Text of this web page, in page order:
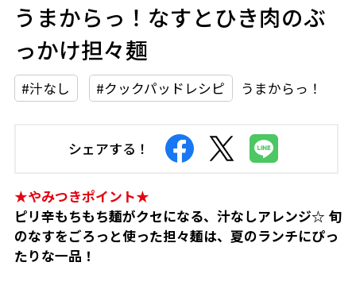
うまからっ！なすとひき肉のぶ
っかけ担々麺
#汁なし #クックパッドレシピ うまからっ！
シェアする！
★やみつきポイント★
ピリ辛もちもち麺がクセになる、汁なしアレンジ☆ 旬
のなすをごろっと使った担々麺は、夏のランチにぴっ
たりな一品！